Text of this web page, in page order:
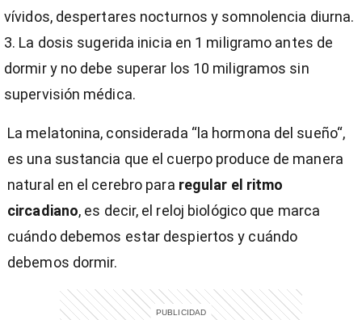
vívidos, despertares nocturnos y somnolencia diurna.
La dosis sugerida inicia en 1 miligramo antes de
dormir y no debe superar los 10 miligramos sin
supervisión médica.
La melatonina, considerada “la hormona del sueño“,
es una sustancia que el cuerpo produce de manera
natural en el cerebro para regular el ritmo
circadiano, es decir, el reloj biológico que marca
cuándo debemos estar despiertos y cuándo
debemos dormir.